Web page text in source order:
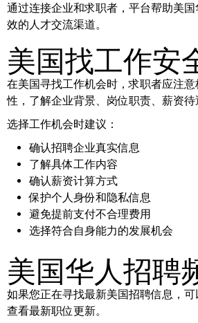
通过连接企业和求职者，平台帮助美
效的人才交流渠道。
美国找工作安
在美国寻找工作机会时，求职者应注
性，了解企业背景、岗位职责、薪资待
选择工作机会时建议：
确认招聘企业真实信息
了解具体工作内容
确认薪资计算方式
保护个人身份和隐私信息
避免提前支付不合理费用
选择符合自身能力的发展机会
美国华人招聘
如果您正在寻找最新美国招聘信息，
查看最新职位更新。